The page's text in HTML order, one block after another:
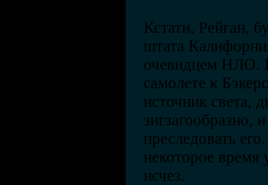
Кстати, Рейган,
штата
очевидцем НЛО.
самолете к
источник света,
зигзагообразно,
преследовать
некоторое время
исчез.